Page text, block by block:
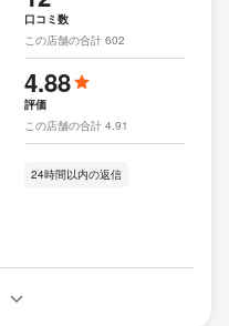
口コミ数
この店舗の合計 602
4.88
評価
この店舗の合計 4.91
24時間以内の返信